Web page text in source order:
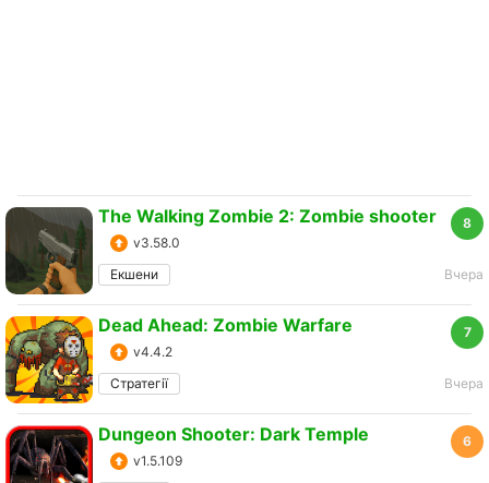
8
The Walking Zombie 2: Zombie shooter
v3.58.0
Екшени
Вчера
7
Dead Ahead: Zombie Warfare
v4.4.2
Стратегії
Вчера
6
Dungeon Shooter: Dark Temple
v1.5.109